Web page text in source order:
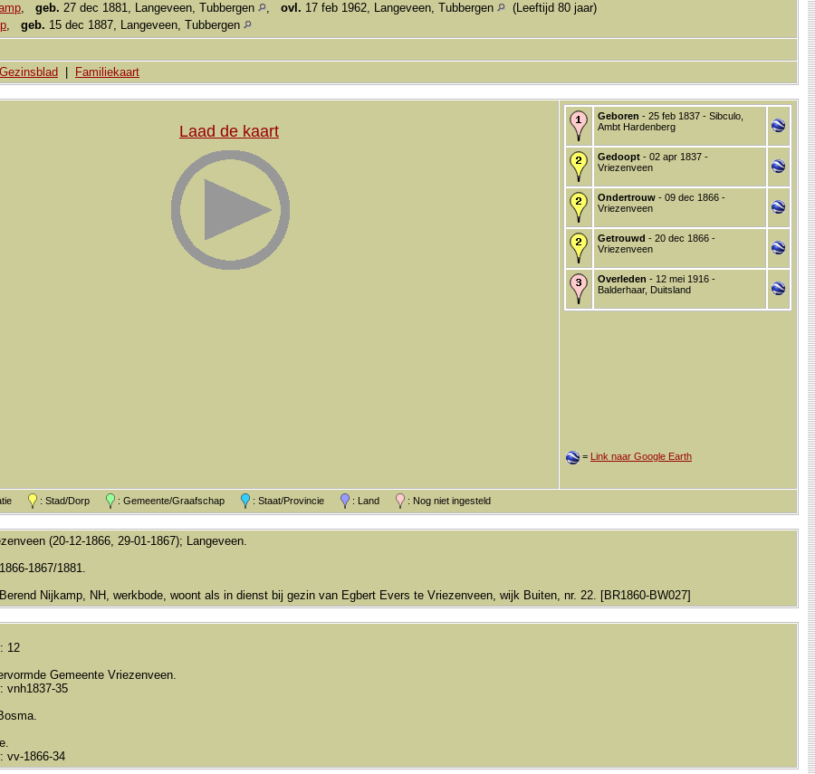
, geb. 27 dec 1881, Langeveen, Tubbergen , ovl. 17 feb 1962, Langeveen, Tubbergen
(Leeftijd 80 jaar)
, geb. 15 dec 1887, Langeveen, Tubbergen
Gezinsblad Familiekaart
Laad de kaart
Geboren - 25 feb 1837 - Sibculo,
Ambt Hardenberg
Gedoopt - 02 apr 1837 -
Vriezenveen
Ondertrouw - 09 dec 1866 -
Vriezenveen
Getrouwd - 20 dec 1866 -
Vriezenveen
Overleden - 12 mei 1916 -
Balderhaar, Duitsland
= Link naar Google Earth
: Stad/Dorp : Gemeente/Graafschap : Staat/Provincie : Land : Nog niet ingesteld
(20-12-1866, 29-01-1867); Langeveen.
1867/1881.
Nijkamp, NH, werkbode, woont als in dienst bij gezin van Egbert Evers te Vriezenveen, wijk Buiten, nr. 22. [BR1860-BW027]
12
Gemeente Vriezenveen.
vnh1837-35
vv-1866-34